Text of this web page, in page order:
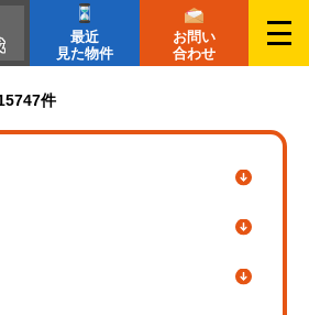
最近
見た物件
お問い
合わせ
ーム一覧｜グルホネット
件